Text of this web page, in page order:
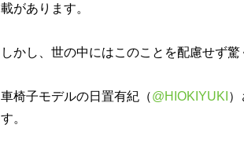
載があります。
しかし、世の中にはこのことを配慮せず驚
車椅子モデルの日置有紀（@HIOKIYUKI
す。